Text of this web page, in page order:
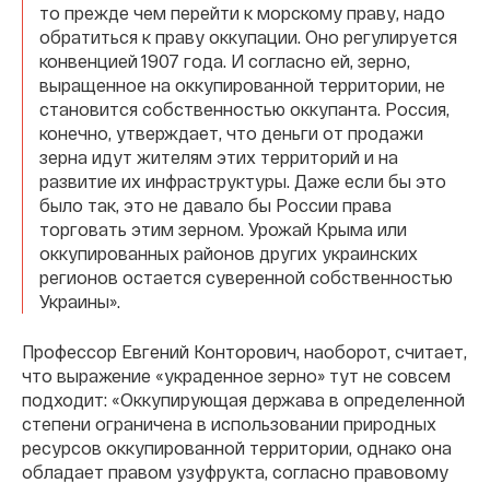
то прежде чем перейти к морскому праву, надо
обратиться к праву оккупации. Оно регулируется
конвенцией 1907 года. И согласно ей, зерно,
выращенное на оккупированной территории, не
становится собственностью оккупанта. Россия,
конечно, утверждает, что деньги от продажи
зерна идут жителям этих территорий и на
развитие их инфраструктуры. Даже если бы это
было так, это не давало бы России права
торговать этим зерном. Урожай Крыма или
оккупированных районов других украинских
регионов остается суверенной собственностью
Украины».
Профессор Евгений Конторович, наоборот, считает,
что выражение «украденное зерно» тут не совсем
подходит: «Оккупирующая держава в определенной
степени ограничена в использовании природных
ресурсов оккупированной территории, однако она
обладает правом узуфрукта, согласно правовому